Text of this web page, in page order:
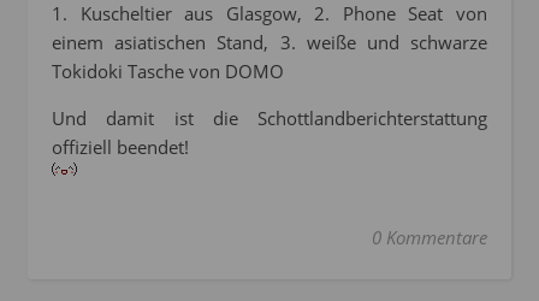
1. Kuscheltier aus Glasgow, 2. Phone Seat von
einem asiatischen Stand, 3. weiße und schwarze
Tokidoki Tasche von DOMO
Und damit ist die Schottlandberichterstattung
offiziell beendet!
0 Kommentare